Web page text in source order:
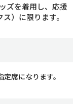
ズを着用し、応援
）に限ります。
席になります。